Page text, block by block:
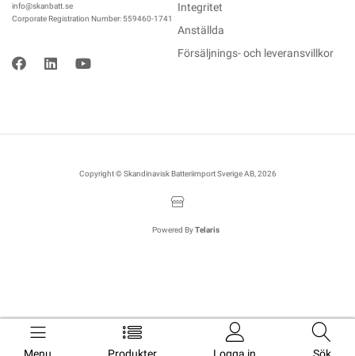
info@skanbatt.se
Corporate Registration Number: 559460-1741
Integritet
Anställda
Försäljnings- och leveransvillkor
Copyright © Skandinavisk Batteriimport Sverige AB, 2026
Powered ByTelaris